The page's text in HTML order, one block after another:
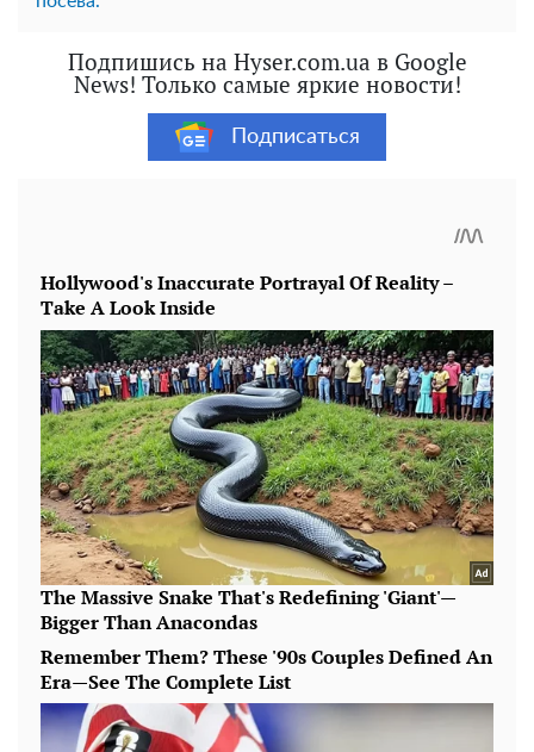
Подпишись на Hyser.com.ua в Google
News! Только самые яркие новости!
Подписаться